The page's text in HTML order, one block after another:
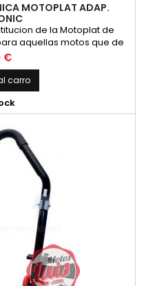
MOTOPLAT ADAP.
de la Motoplat de
aquellas motos que de
con dos salidas con
Pese a ser diferente en
Esta bobina SUSTITUYE
con las referencias: 96132
€
carro